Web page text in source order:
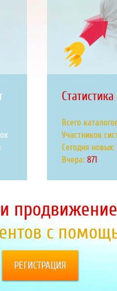
Всего
Участников
Сегодня новых:
Вчера: 958
с
РЕГИСТРАЦИЯ